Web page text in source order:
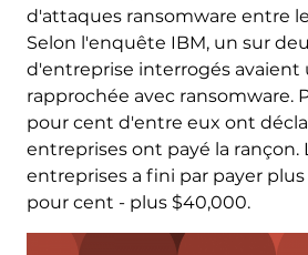
d'attaques ransomware entre
Selon l'enquête IBM, un sur
d'entreprise interrogés avaient
rapprochée avec ransomware.
pour cent d'entre eux ont
entreprises ont payé la rançon.
entreprises a fini par payer plus
pour cent - plus $40,000.